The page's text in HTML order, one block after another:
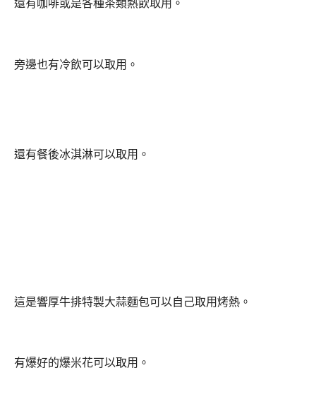
旁邊也有冷飲可以取用。
還有餐後冰淇淋可以取用。
這是響厚牛排特製大蒜麵包可以自己取用烤熱。
有爆好的爆米花可以取用。